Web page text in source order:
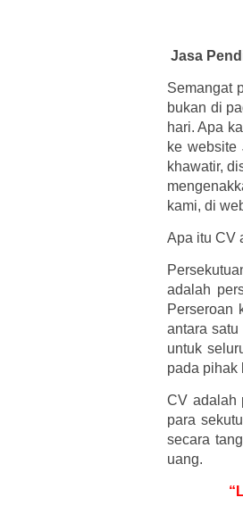
Jasa
Semangat
bukan di
hari. Apa
ke website
khawatir,
kami, di
Apa itu CV
adalah
Perseroan
antara
untuk
pada pihak
CV adalah
para
secara
uang.